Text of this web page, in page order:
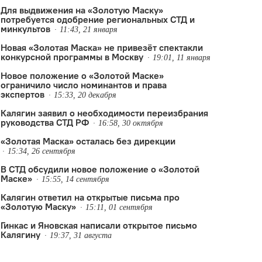
Для выдвижения на «Золотую Маску»
потребуется одобрение региональных СТД и
минкультов
11:43, 21 января
Новая «Золотая Маска» не привезёт спектакли
конкурсной программы в Москву
19:01, 11 января
Новое положение о «Золотой Маске»
ограничило число номинантов и права
экспертов
15:33, 20 декабря
Калягин заявил о необходимости переизбрания
руководства СТД РФ
16:58, 30 октября
«Золотая Маска» осталась без дирекции
15:34, 26 сентября
В СТД обсудили новое положение о «Золотой
Маске»
15:55, 14 сентября
Калягин ответил на открытые письма про
«Золотую Маску»
15:11, 01 сентября
Гинкас и Яновская написали открытое письмо
Калягину
19:37, 31 августа